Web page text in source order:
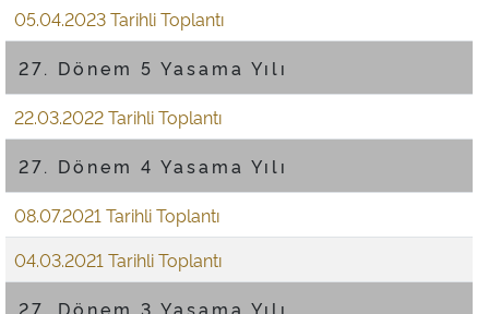
05.04.2023 Tarihli Toplantı
27. Dönem 5 Yasama Yılı
22.03.2022 Tarihli Toplantı
27. Dönem 4 Yasama Yılı
08.07.2021 Tarihli Toplantı
04.03.2021 Tarihli Toplantı
27. Dönem 3 Yasama Yılı